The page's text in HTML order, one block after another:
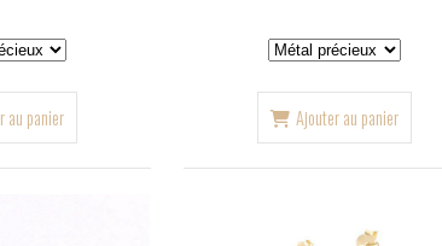
au panier Ajouter au panier